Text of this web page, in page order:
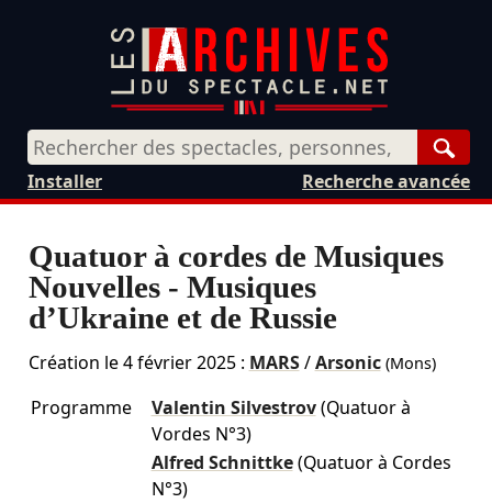
Recherche avancée
Installer
Quatuor à cordes de Musiques
Nouvelles - Musiques
d’Ukraine et de Russie
Création le4 février 2025: MARS/Arsonic(Mons)
Programme Valentin Silvestrov (Quatuor à
Vordes N°3)
Alfred Schnittke (Quatuor à Cordes
N°3)